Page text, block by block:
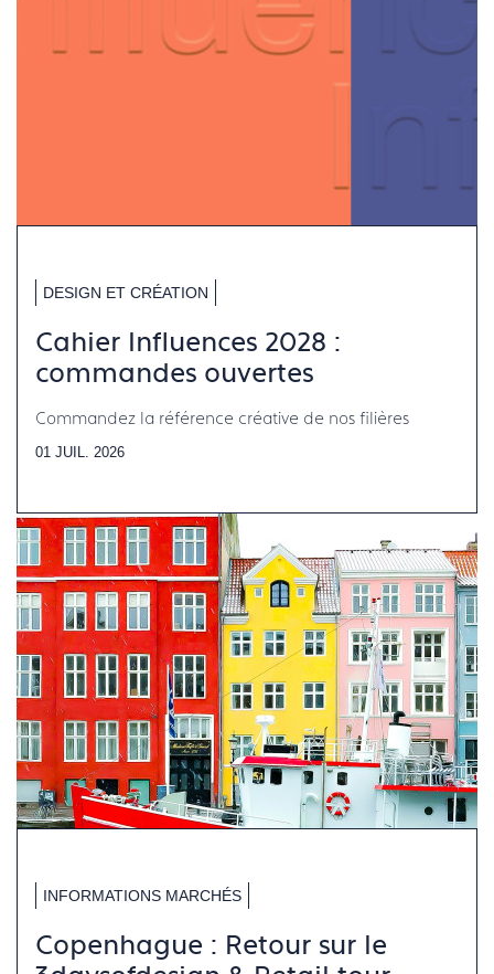
DESIGN ET CRÉATION
Cahier Influences 2028 :
commandes ouvertes
Commandez la référence créative de nos filières
01 JUIL. 2026
INFORMATIONS MARCHÉS
Copenhague : Retour sur le